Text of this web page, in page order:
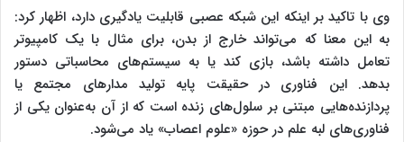
وی با تاکید بر اینکه این شبکه عصبی قابلیت یادگیری دارد، اظهار کرد:
به این معنا که می‌تواند خارج از بدن، برای مثال با یک کامپیوتر
تعامل داشته باشد، بازی کند یا به سیستم‌های محاسباتی دستور
بدهد. این فناوری در حقیقت پایه تولید مدارهای مجتمع یا
پردازنده‌هایی مبتنی بر سلول‌های زنده است که از آن به‌عنوان یکی از
فناوری‌های لبه علم در حوزه «علوم اعصاب» یاد می‌شود.